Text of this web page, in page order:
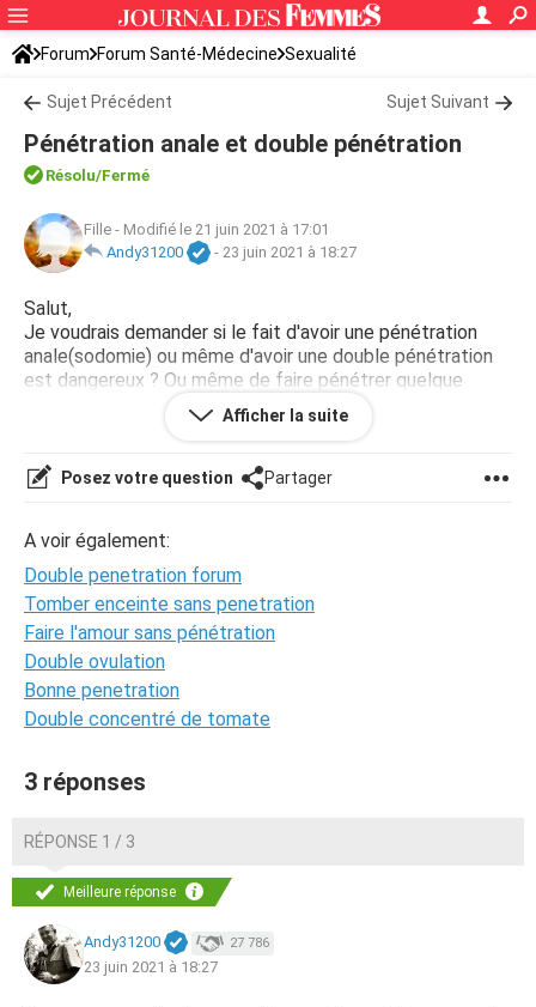
Forum Forum Santé-Médecine Sexualité
Sujet Précédent Sujet Suivant
Pénétration anale et double pénétration
Résolu/Fermé
Fille - Modifié le 21 juin 2021 à 17:01
Andy31200
- 23 juin 2021 à 18:27
Salut,
Je voudrais demander si le fait d'avoir une pénétration
anale(sodomie) ou même d'avoir une double pénétration
est dangereux ? Ou même de faire pénétrer quelque
chose dans l'anus et, s'il y en a, quels sont les
Afficher la suite
Posez votre question Partager
A voir également:
Double penetration forum
Tomber enceinte sans penetration
Faire l'amour sans pénétration
Double ovulation
Bonne penetration
Double concentré de tomate
3 réponses
RÉPONSE 1 / 3
Meilleure réponse
Andy31200 27 786
23 juin 2021 à 18:27